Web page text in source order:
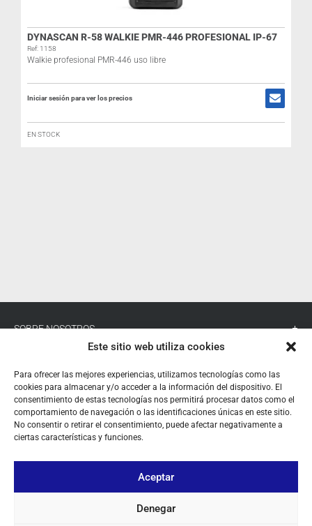
Este sitio web utiliza cookies
Para ofrecer las mejores experiencias, utilizamos tecnologías como las
cookies para almacenar y/o acceder a la información del dispositivo. El
consentimiento de estas tecnologías nos permitirá procesar datos como el
comportamiento de navegación o las identificaciones únicas en este sitio.
No consentir o retirar el consentimiento, puede afectar negativamente a
ciertas características y funciones.
Aceptar
Denegar
DYNASCAN R-58 WALKIE PMR-446 PROFESIONAL IP-67
Ref: 1158
Walkie profesional PMR-446 uso libre
Iniciar sesión para ver los precios
EN STOCK
SOBRE NOSOTROS
CONTACTO
SÍGUENOS
+ 34 933 348 800
info@pihernz.com